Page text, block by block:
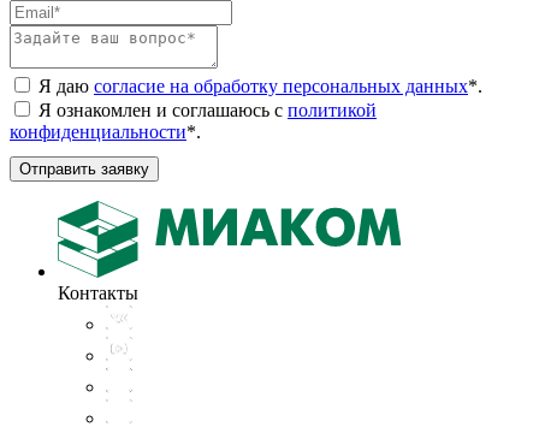
Я даю согласие на обработку персональных данных*.
Я ознакомлен и соглашаюсь с политикой
конфиденциальности*.
Отправить заявку
Контакты